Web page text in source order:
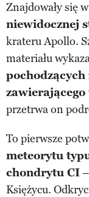
Znajdowały się
niewidocznej
krateru Apollo.
materiału
zawierającego
przetrwa on
To pierwsze
meteorytu
chondrytu CI
Księżycu.